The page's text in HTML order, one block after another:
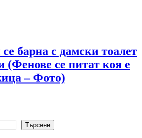
барна с дамски тоалет
(Фенове се питат коя е
– Фото)
Търсене